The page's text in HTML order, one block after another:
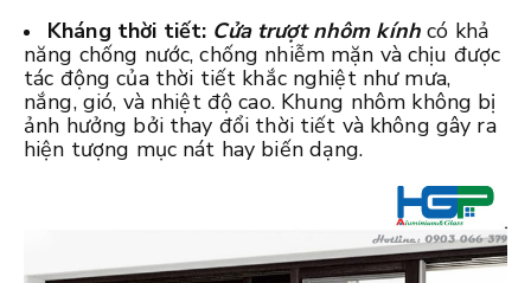
Kháng thời tiết: Cửa trượt nhôm kính có khả
năng chống nước, chống nhiễm mặn và chịu được
tác động của thời tiết khắc nghiệt như mưa,
nắng, gió, và nhiệt độ cao. Khung nhôm không bị
ảnh hưởng bởi thay đổi thời tiết và không gây ra
hiện tượng mục nát hay biến dạng.